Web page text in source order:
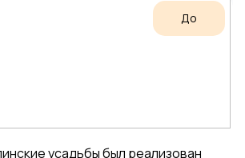
До
усадьбы был реализован